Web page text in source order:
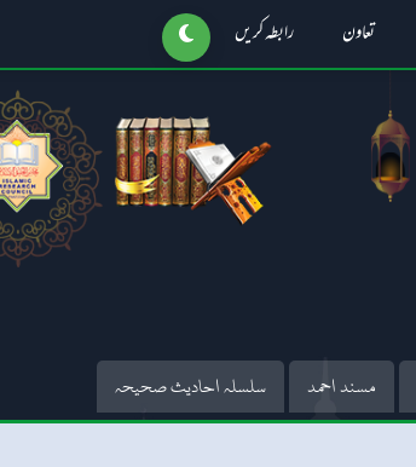
تعاون رابطہ کریں
مسند احمد سلسلہ احادیث صحیحہ